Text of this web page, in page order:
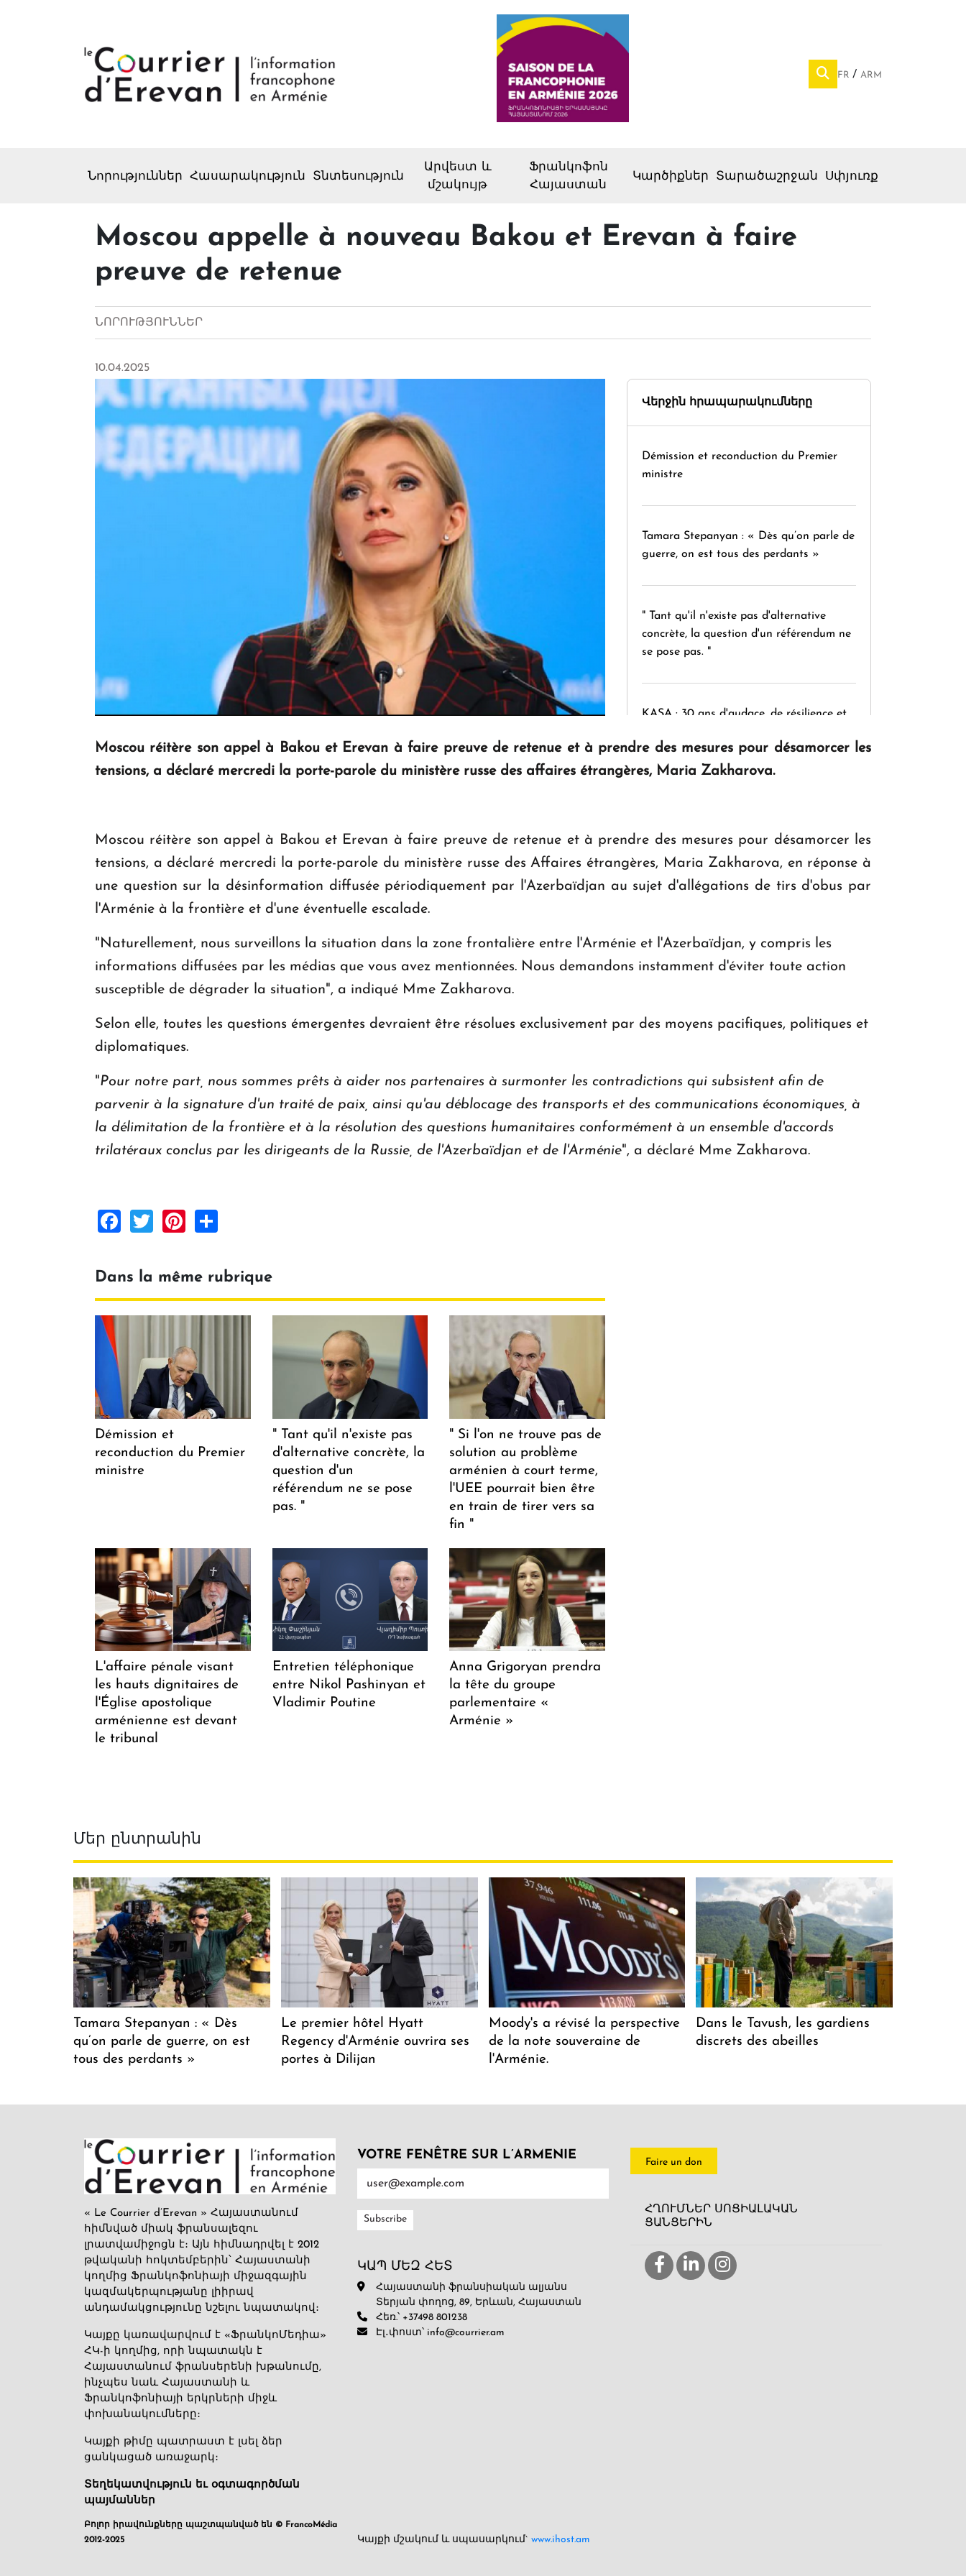
FR ARM
Նորություններ Հասարակություն Տնտեսություն
Արվեստ և
մշակույթ
Ֆրանկոֆոն
Հայաստան
Կարծիքներ Տարածաշրջան Սփյուռք
Moscou appelle à nouveau Bakou et Erevan à faire
preuve de retenue
ՆՈՐՈՒԹՅՈՒՆՆԵՐ
10.04.2025
Վերջին հրապարակումները
Démission et reconduction du Premier
ministre
Tamara Stepanyan : « Dès qu’on parle de
guerre, on est tous des perdants »
" Tant qu'il n'existe pas d'alternative
concrète, la question d'un référendum ne
se pose pas. "
KASA : 30 ans d'audace, de résilience et
Moscou réitère son appel à Bakou et Erevan à faire preuve de retenue et à prendre des mesures pour désamorcer les
tensions, a déclaré mercredi la porte-parole du ministère russe des affaires étrangères, Maria Zakharova.
Moscou réitère son appel à Bakou et Erevan à faire preuve de retenue et à prendre des mesures pour désamorcer les
tensions, a déclaré mercredi la porte-parole du ministère russe des Affaires étrangères, Maria Zakharova, en réponse à
une question sur la désinformation diffusée périodiquement par l'Azerbaïdjan au sujet d'allégations de tirs d'obus par
l'Arménie à la frontière et d'une éventuelle escalade.
"Naturellement, nous surveillons la situation dans la zone frontalière entre l'Arménie et l'Azerbaïdjan, y compris les
informations diffusées par les médias que vous avez mentionnées. Nous demandons instamment d'éviter toute action
susceptible de dégrader la situation", a indiqué Mme Zakharova.
Selon elle, toutes les questions émergentes devraient être résolues exclusivement par des moyens pacifiques, politiques et
diplomatiques.
"Pour notre part, nous sommes prêts à aider nos partenaires à surmonter les contradictions qui subsistent afin de
parvenir à la signature d'un traité de paix, ainsi qu'au déblocage des transports et des communications économiques, à
la délimitation de la frontière et à la résolution des questions humanitaires conformément à un ensemble d'accords
trilatéraux conclus par les dirigeants de la Russie, de l'Azerbaïdjan et de l'Arménie", a déclaré Mme Zakharova.
Facebook
TwitterPinterest
Dans la même rubrique
Démission et
reconduction du Premier
ministre
" Tant qu'il n'existe pas
d'alternative concrète, la
question d'un
référendum ne se pose
pas. "
" Si l'on ne trouve pas de
solution au problème
arménien à court terme,
l'UEE pourrait bien être
en train de tirer vers sa
fin "
L'affaire pénale visant
les hauts dignitaires de
l'Église apostolique
arménienne est devant
le tribunal
Entretien téléphonique
entre Nikol Pashinyan et
Vladimir Poutine
Anna Grigoryan prendra
la tête du groupe
parlementaire «
Arménie »
Մեր ընտրանին
Tamara Stepanyan : « Dès
qu’on parle de guerre, on est
tous des perdants »
Le premier hôtel Hyatt
Regency d'Arménie ouvrira ses
portes à Dilijan
Moody's a révisé la perspective
de la note souveraine de
l'Arménie.
Dans le Tavush, les gardiens
discrets des abeilles
« Le Courrier d’Erevan » Հայաստանում
հիմնված միակ ֆրանսալեզու
լրատվամիջոցն է։ Այն հիմնադրվել է 2012
թվականի հոկտեմբերին՝ Հայաստանի
կողմից Ֆրանկոֆոնիայի միջազգային
կազմակերպությանը լիիրավ
անդամակցությունը նշելու նպատակով։
Կայքը կառավարվում է «ՖրանկոՄեդիա»
ՀԿ-ի կողմից, որի նպատակն է
Հայաստանում ֆրանսերենի խթանումը,
ինչպես նաև Հայաստանի և
Ֆրանկոֆոնիայի երկրների միջև
փոխանակումները։
Կայքի թիմը պատրաստ է լսել ձեր
ցանկացած առաջարկ։
Տեղեկատվություն եւ օգտագործման
պայմաններ
Բոլոր իրավունքները պաշտպանված են © FrancoMédia
2012-2025
VOTRE FENÊTRE SUR L’ARMENIE
ԿԱՊ ՄԵԶ ՀԵՏ
Հայաստանի ֆրանսիական ալյանս
Տերյան փողոց, 89, Երևան, Հայաստան
Հեռ.՝ +37498 801238
Էլ․փոստ՝ info@courrier.am
Կայքի մշակում և սպասարկում` www.ihost.am
Faire un don
ՀՂՈՒՄՆԵՐ ՍՈՑԻԱԼԱԿԱՆ
ՑԱՆՑԵՐԻՆ